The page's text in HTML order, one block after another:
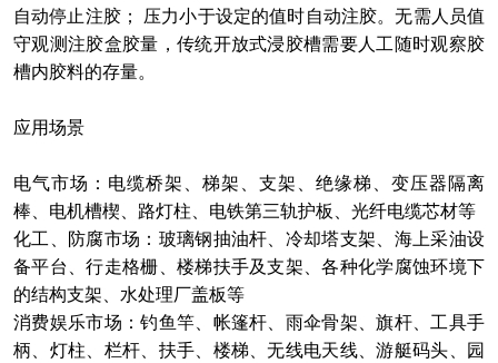
自动停止注胶； 压力小于设定的值时自动注胶。无需人员值
守观测注胶盒胶量，传统开放式浸胶槽需要人工随时观察胶
槽内胶料的存量。
应用场景
电气市场：电缆桥架、梯架、支架、绝缘梯、变压器隔离
棒、电机槽楔、路灯柱、电铁第三轨护板、光纤电缆芯材等
化工、防腐市场：玻璃钢抽油杆、冷却塔支架、海上采油设
备平台、行走格栅、楼梯扶手及支架、各种化学腐蚀环境下
的结构支架、水处理厂盖板等
消费娱乐市场：钓鱼竿、帐篷杆、雨伞骨架、旗杆、工具手
柄、灯柱、栏杆、扶手、楼梯、无线电天线、游艇码头、园